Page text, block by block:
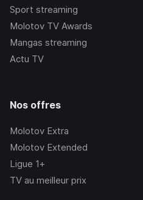
Sport streaming
Molotov TV Awards
Mangas streaming
Actu TV
Nos offres
Molotov Extra
Molotov Extended
Ligue 1+
TV au meilleur prix